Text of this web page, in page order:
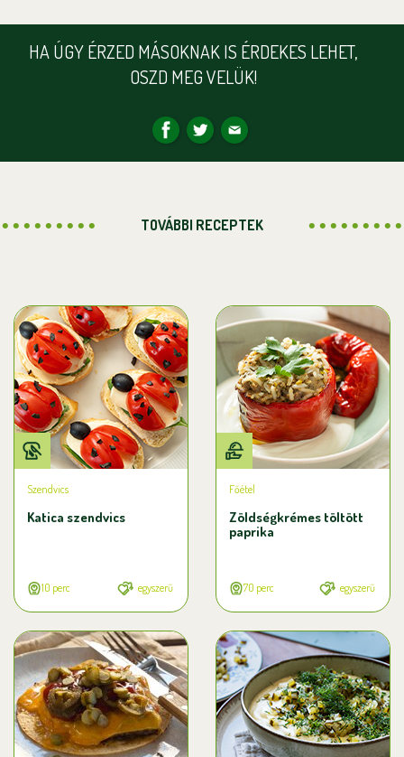
HA ÚGY ÉRZED MÁSOKNAK IS ÉRDEKES LEHET,
OSZD MEG VELÜK!
TOVÁBBI RECEPTEK
Szendvics
Katica szendvics
10 perc egyszerű
Főétel
Zöldségkrémes töltött
paprika
70 perc egyszerű